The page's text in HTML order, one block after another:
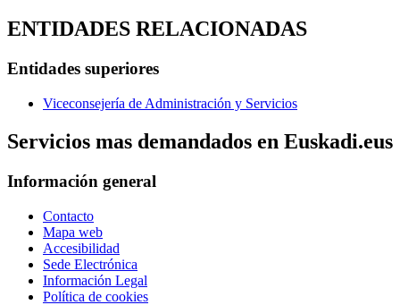
ENTIDADES RELACIONADAS
Entidades superiores
Viceconsejería de Administración y Servicios
Servicios mas demandados en Euskadi.eus
Información general
Contacto
Mapa web
Accesibilidad
Sede Electrónica
Información Legal
Política de cookies